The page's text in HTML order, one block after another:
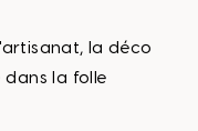
la déco
dans la folle